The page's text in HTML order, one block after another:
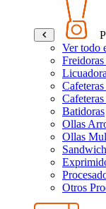
Ver todo
Batidoras
Ollas
Ollas
Otros